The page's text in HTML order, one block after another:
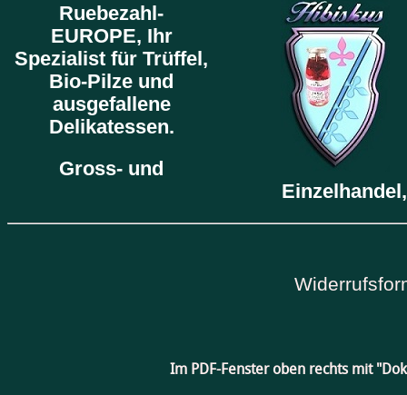
Ruebezahl-
EUROPE, Ihr
Spezialist für Trüffel,
Bio-Pilze und
ausgefallene
Delikatessen.
Gross- und
Im PDF-Fenster oben rechts mit